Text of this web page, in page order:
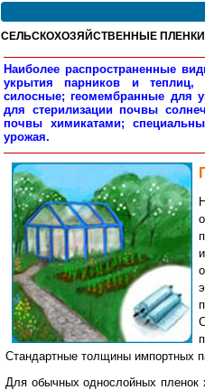
СЕЛЬСКОХОЗЯЙСТВЕННЫЕ
Наиболее распространенные
укрытия парников и теплиц,
силосные; геомембранные для
для стерилизации почвы
почвы химикатами;
урожая.
Стандартные толщины импортных
Для обычных однослойных пленок